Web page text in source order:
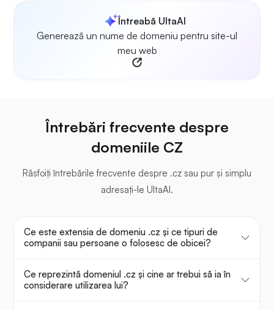
Întreabă UltaAI
Generează un nume de domeniu pentru site-ul
meu web
Întrebări frecvente despre
domeniile CZ
Răsfoiți întrebările frecvente despre .cz sau pur și simplu
adresați-le UltaAI.
Ce este extensia de domeniu .cz și ce tipuri de
companii sau persoane o folosesc de obicei?
Ce reprezintă domeniul .cz și cine ar trebui să ia în
considerare utilizarea lui?